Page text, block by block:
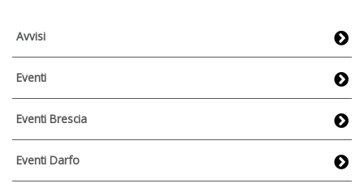
Avvisi
Eventi
Eventi Brescia
Eventi Darfo